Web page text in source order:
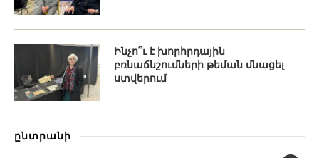
Ինչո՞ւ է խորհրդային
բռնաճնշումների թեման մնացել
ստվերում
ընտրանի